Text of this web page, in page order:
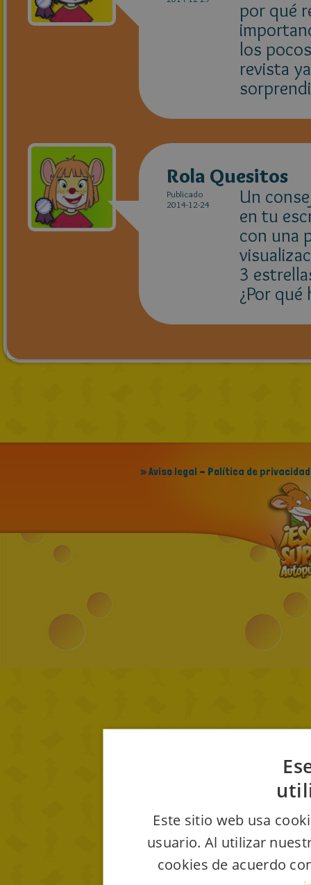
por qué
los
revista
Rola Quesitos
Publicado
2014-12-24
Un
en tu
con una
3
¿Por
» Aviso legal - Política de privacidad
Este sitio web usa
usuario. Al utilizar
cookies de acuerdo